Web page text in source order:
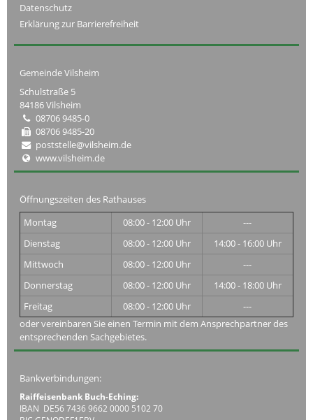
Datenschutz
Erklärung zur Barrierefreiheit
Gemeinde Vilsheim
Schulstraße 5
84186 Vilsheim
08706 9485-0
08706 9485-20
poststelle@vilsheim.de
www.vilsheim.de
Öffnungszeiten des Rathauses
Montag
08:00 - 12:00 Uhr
---
Dienstag
08:00 - 12:00 Uhr
14:00 - 16:00 Uhr
Mittwoch
08:00 - 12:00 Uhr
---
Donnerstag
08:00 - 12:00 Uhr
14:00 - 18:00 Uhr
Freitag
08:00 - 12:00 Uhr
---
oder vereinbaren Sie einen Termin mit dem Ansprechpartner des
entsprechenden Sachgebietes.
Bankverbindungen:
Raiffeisenbank Buch-Eching:
IBAN DE56 7436 9662 0000 5102 70